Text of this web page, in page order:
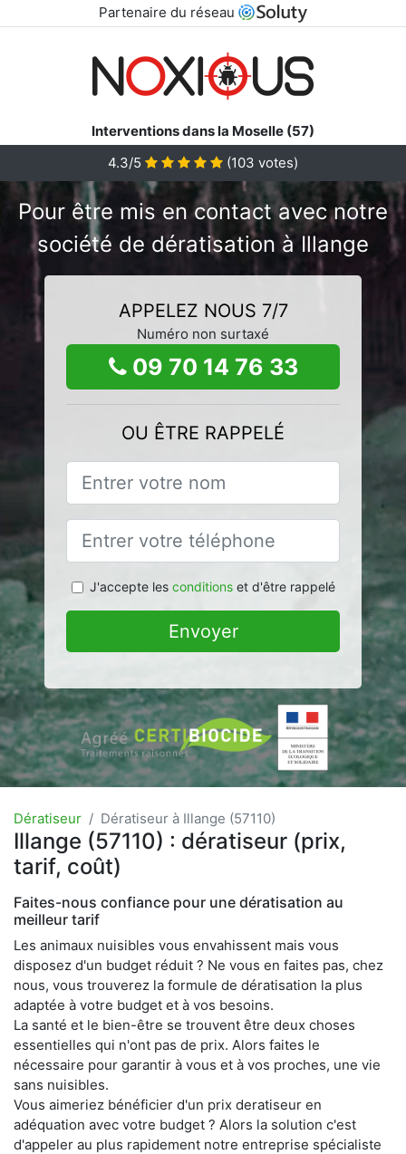
Partenaire du réseau
Interventions dans la Moselle (57)
4.3/5
(103 votes)
Pour être mis en contact avec notre
société de dératisation à Illange
APPELEZ NOUS 7/7
Numéro non surtaxé
09 70 14 76 33
OU ÊTRE RAPPELÉ
J'accepte les conditionset d'être rappelé
Envoyer
Dératiseur Dératiseur à Illange (57110)
Illange (57110) : dératiseur (prix,
tarif, coût)
Faites-nous confiance pour une dératisation au
meilleur tarif
Les animaux nuisibles vous envahissent mais vous
disposez d'un budget réduit ? Ne vous en faites pas, chez
nous, vous trouverez la formule de dératisation la plus
adaptée à votre budget et à vos besoins.
La santé et le bien-être se trouvent être deux choses
essentielles qui n'ont pas de prix. Alors faites le
nécessaire pour garantir à vous et à vos proches, une vie
sans nuisibles.
Vous aimeriez bénéficier d'un prix deratiseur en
adéquation avec votre budget ? Alors la solution c'est
d'appeler au plus rapidement notre entreprise spécialiste